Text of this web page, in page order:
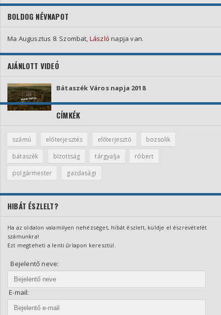
BOLDOG NÉVNAPOT
Ma Augusztus 8. Szombat, László napja van.
AJÁNLOTT VIDEÓ
Bátaszék Város napja 2018
CÍMKÉK
számú előterjesztés előterjesztő
bozsolik
bátaszék
bizottság tárgyalja
róbert
polgármester
gazdasági
HIBÁT ÉSZLELT?
Ha az oldalon valamilyen nehézséget, hibát észlelt, küldje el észrevételét
számunkra!
Ezt megteheti a lenti űrlapon keresztül.
Bejelentő neve:
E-mail: